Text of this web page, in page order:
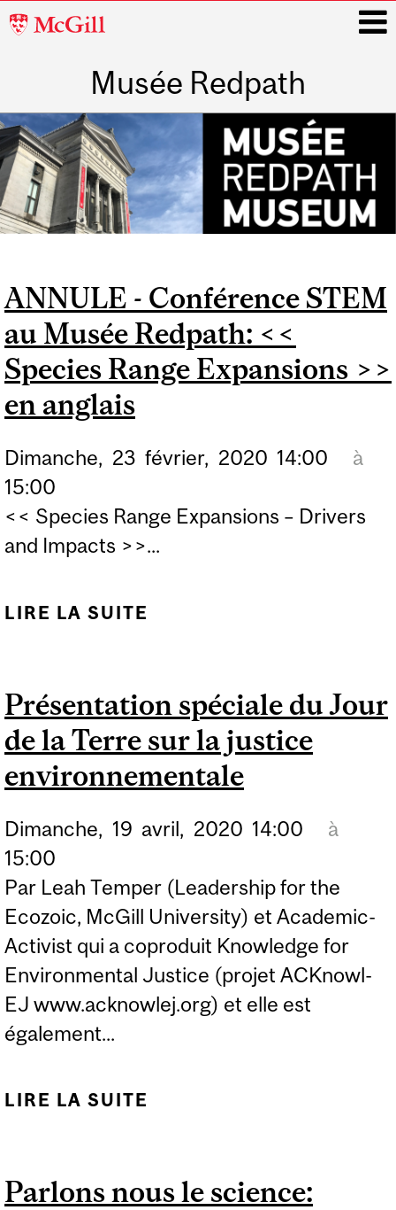
McGill
Musée Redpath
Main
navigation
ANNULE - Conférence STEM
au Musée Redpath: <<
Species Range Expansions >>
en anglais
Dimanche, 23 février, 2020 14:00
à
15:00
<< Species Range Expansions – Drivers
and Impacts >>...
LIRE LA SUITE
ANGLAIS
Présentation spéciale du Jour
de la Terre sur la justice
environnementale
Dimanche, 19 avril, 2020 14:00
à
15:00
Par Leah Temper (Leadership for the
Ecozoic, McGill University) et Academic-
Activist qui a coproduit Knowledge for
Environmental Justice (projet ACKnowl-
EJ www.acknowlej.org) et elle est
également...
LIRE LA SUITE
JUSTICE
Parlons nous le science: